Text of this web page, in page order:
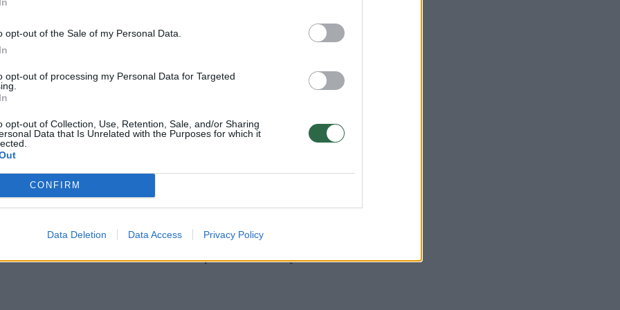
opt-out of the Sale of my Personal Data.
opt-out of processing my Personal Data for Targeted
opt-out of Collection, Use, Retention, Sale, and/or Sharing
Data that Is Unrelated with the Purposes for which it
CONFIRM
Data Deletion Data Access Privacy Policy
pamokos: „Laimei,
Eurolygą – ten
sąskaitoje jau buvo 11 taškų, 12 atkovotų
o Maodo Lo pridėjo 17 taškų.
pavyko pristabdyti kauniečių puolimo
taškus leido šeimininkams prieš lemiamą